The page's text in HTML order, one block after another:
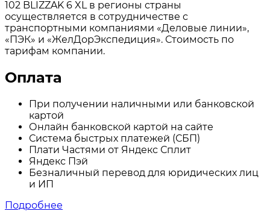
102 BLIZZAK 6 XL в регионы страны
осуществляется в сотрудничестве с
транспортными компаниями «Деловые линии»,
«ПЭК» и «ЖелДорЭкспедиция». Стоимость по
тарифам компании.
Оплата
При получении наличными или банковской
картой
Онлайн банковской картой на сайте
Система быстрых платежей (СБП)
Плати Частями от Яндекс Сплит
Яндекс Пэй
Безналичный перевод для юридических лиц
и ИП
Подробнее